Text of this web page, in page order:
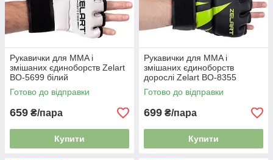
Рукавички для MMA і
змішаних єдиноборств Zelart
BO-5699 білий
Готово до відправки
659 ₴/пара
Купити
Рукавички для MMA і
змішаних єдиноборств
дорослі Zelart BO-8355
Готово до відправки
699 ₴/пара
Купити